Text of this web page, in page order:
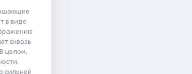
в виде
сквозь
целом,
сильной